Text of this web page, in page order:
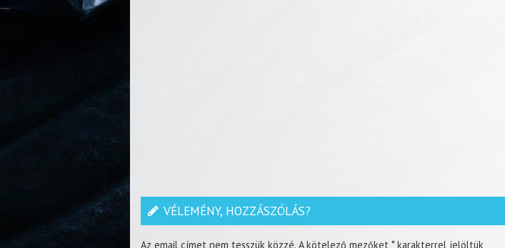
VÉLEMÉNY, HOZZÁSZÓLÁS?
Az email címet nem tesszük közzé. A kötelező mezőket *karakterrel jelöltük